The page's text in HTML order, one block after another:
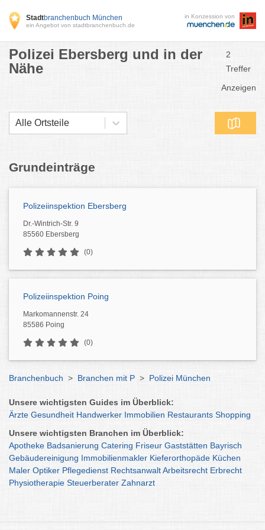
Stadtbranchenbuch München
ein Angebot von stadtbranchenbuch.de
in Konzession von
Polizei Ebersberg und in der
Nähe
2
Treffer
Anzeigen
Alle Ortsteile
Grundeinträge
Polizeiinspektion Ebersberg
Dr.-Wintrich-Str. 9
85560 Ebersberg
(0)
Polizeiinspektion Poing
Markomannenstr. 24
85586 Poing
(0)
Branchenbuch > Branchen mit P > Polizei München
Unsere wichtigsten Guides im Überblick:
Ärzte Gesundheit Handwerker Immobilien Restaurants Shopping
Unsere wichtigsten Branchen im Überblick:
Apotheke Badsanierung Catering Friseur Gaststätten Bayrisch
Gebäudereinigung Immobilienmakler Kieferorthopäde Küchen
Maler Optiker Pflegedienst RechtsanwaltArbeitsrecht Erbrecht
Physiotherapie Steuerberater Zahnarzt